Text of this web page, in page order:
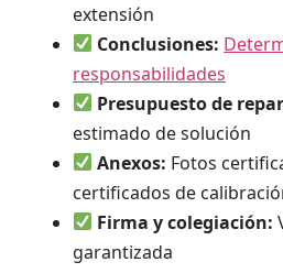
extensión
Conclusiones:
responsabilidades
Presupuesto de
estimado de solución
Anexos: Fotos
certificados de
Firma y colegiación:
garantizada